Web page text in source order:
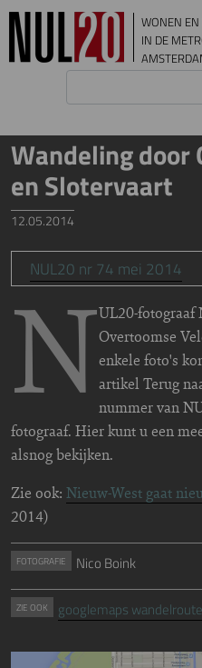
Overslaan en naar de inhoud gaan
WONEN
IN DE
Wandeling door
en Slotervaart
12.05.2014
NUL20 nr 74 mei 2014
NUL20-fotograaf
Overtoomse
enkele foto's
artikel Terug
nummer van
fotograaf. Hier kunt u een
alsnog bekijken.
Zie ook: Nieuw-West gaat
2014)
FOTOGRAFIE Nico Boink
ZIE OOK googlemaps wandelroute